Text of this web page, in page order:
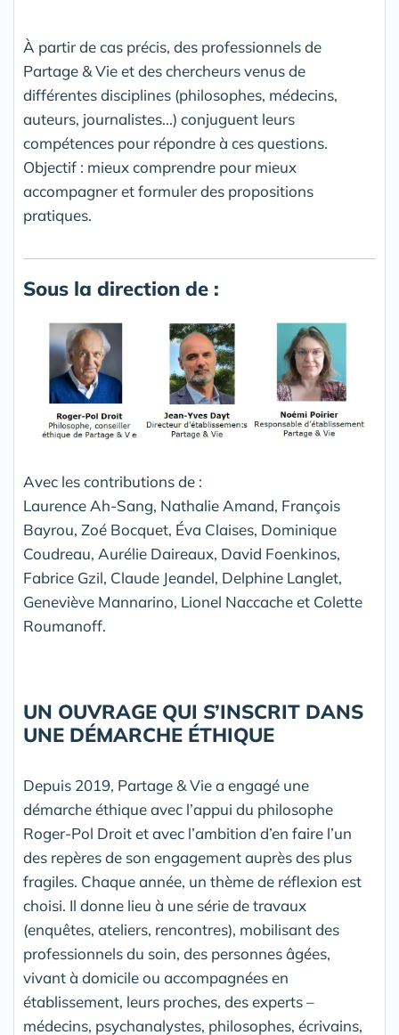
À partir de cas précis, des professionnels de
Partage & Vie et des chercheurs venus de
différentes disciplines (philosophes, médecins,
auteurs, journalistes...) conjuguent leurs
compétences pour répondre à ces questions.
Objectif : mieux comprendre pour mieux
accompagner et formuler des propositions
pratiques.
Sous la direction de :
Avec les contributions de :
Laurence Ah-Sang, Nathalie Amand, François
Bayrou, Zoé Bocquet, Éva Claises, Dominique
Coudreau, Aurélie Daireaux, David Foenkinos,
Fabrice Gzil, Claude Jeandel, Delphine Langlet,
Geneviève Mannarino, Lionel Naccache et Colette
Roumanoff.
UN OUVRAGE QUI S’INSCRIT DANS
UNE DÉMARCHE ÉTHIQUE
Depuis 2019, Partage & Vie a engagé une
démarche éthique avec l’appui du philosophe
Roger-Pol Droit et avec l’ambition d’en faire l’un
des repères de son engagement auprès des plus
fragiles. Chaque année, un thème de réflexion est
choisi. Il donne lieu à une série de travaux
(enquêtes, ateliers, rencontres), mobilisant des
professionnels du soin, des personnes âgées,
vivant à domicile ou accompagnées en
établissement, leurs proches, des experts –
médecins, psychanalystes, philosophes, écrivains,